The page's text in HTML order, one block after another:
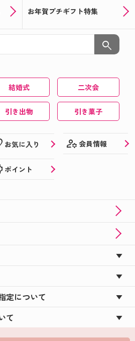
お年賀プチギフト特集
search
結婚式 二次会
引き出物 引き菓子
お気に入り manage_accounts 会員情報
ポイント
定について
て